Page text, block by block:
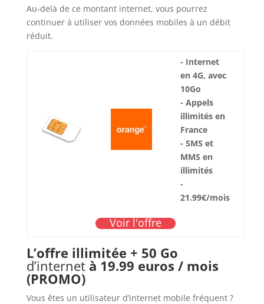
Au-delà de ce montant internet, vous pourrez
continuer à utiliser vos données mobiles à un débit
réduit.
- Internet
en 4G, avec
10Go
- Appels
illimités en
France
- SMS et
MMS en
illimités
-
21.99€/mois
Voir l'offre
L’offre illimitée + 50 Go
d’internetà 19.99 euros / mois
(PROMO)
Vous êtes un utilisateur d’internet mobile fréquent ?